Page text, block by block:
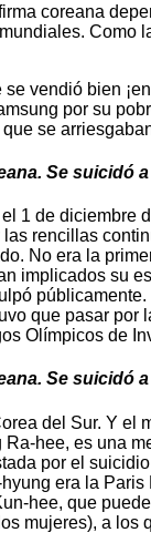
coreana
vendió bien
por su
se
Se suicidó
1 de
rencillas
No era la
implicados su
que pasar
Olímpicos de
Se suicidó
del Sur. Y
hee, es una
por el
era la
hee, que
mujeres), a